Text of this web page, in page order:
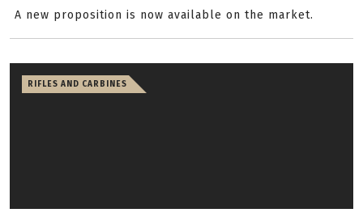
A new proposition is now available on the market.
RIFLES AND CARBINES